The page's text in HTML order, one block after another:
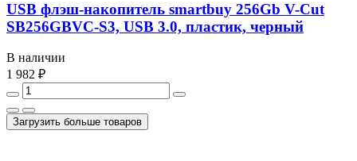
USB флэш-накопитель smartbuy 256Gb V-Cut
SB256GBVC-S3, USB 3.0, пластик, черный
В наличии
1 982 ₽
Загрузить больше товаров